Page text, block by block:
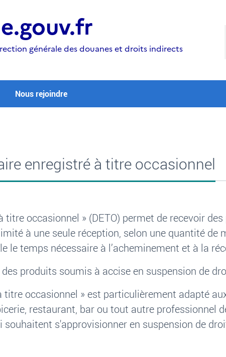
générale des douanes et droits indirects
Nous rejoindre
enregistré à titre occasionnel
titre occasionnel » (DETO) permet de recevoir
à une seule réception, selon une quantité de
le temps nécessaire à l’acheminement et à la
produits soumis à accise en suspension de
titre occasionnel » est particulièrement adapté
restaurant, bar ou tout autre professionnel
s'approvisionner en suspension de